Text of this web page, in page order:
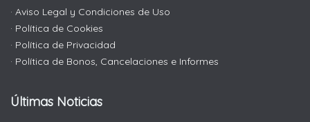
· Aviso Legal y Condiciones de Uso
· Política de Cookies
· Política de Privacidad
· Política de Bonos, Cancelaciones e Informes
Últimas Noticias